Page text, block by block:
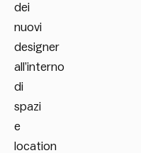
dei
nuovi
designer
all’interno
di
spazi
e
location